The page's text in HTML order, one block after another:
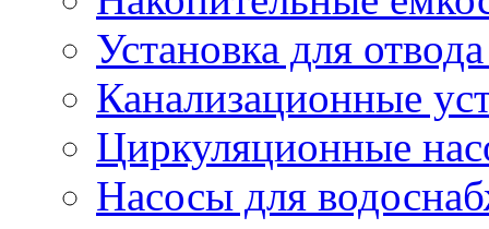
Установка для
Канализационные
Циркуляционные
Насосы для